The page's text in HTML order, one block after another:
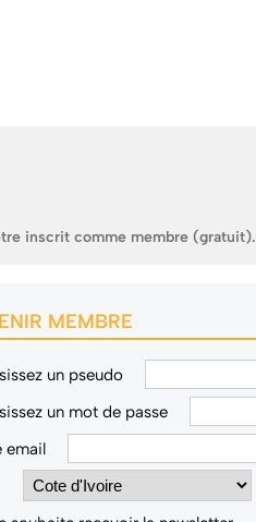
inscrit comme membre (gratuit).
MEMBRE
un pseudo
un mot de passe
email